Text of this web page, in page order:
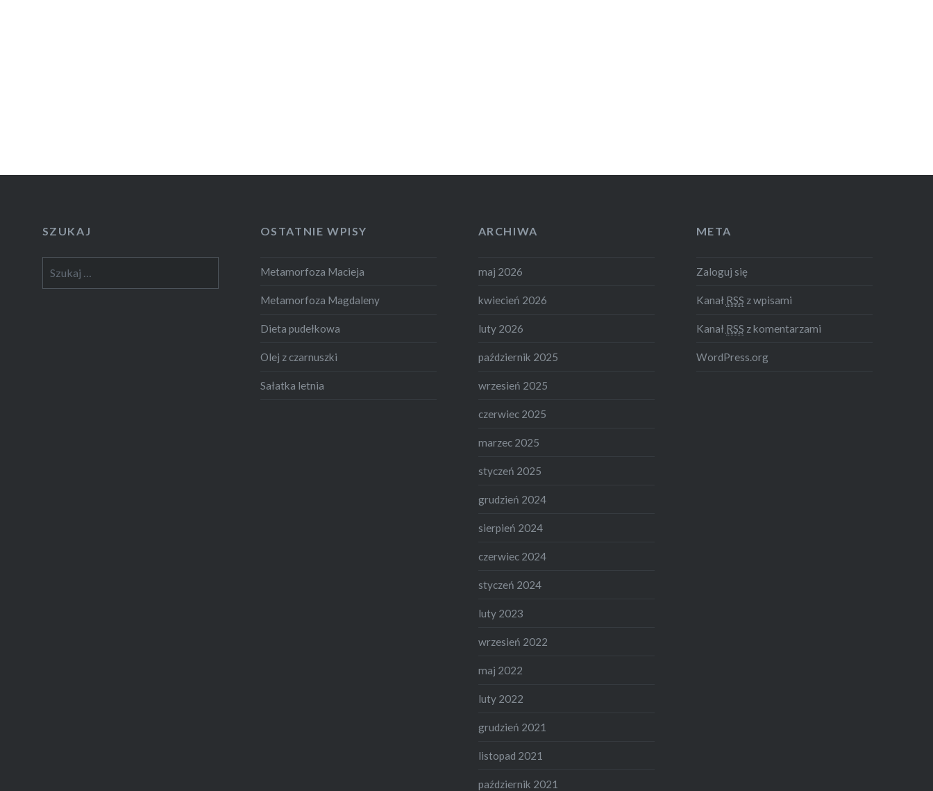
SZUKAJ OSTATNIE WPISY
Metamorfoza Macieja
Metamorfoza Magdaleny
Dieta pudełkowa
Olej z czarnuszki
Sałatka letnia
ARCHIWA
maj 2026
kwiecień 2026
luty 2026
październik 2025
wrzesień 2025
czerwiec 2025
marzec 2025
styczeń 2025
grudzień 2024
sierpień 2024
czerwiec 2024
styczeń 2024
luty 2023
wrzesień 2022
maj 2022
luty 2022
grudzień 2021
listopad 2021
październik 2021
META
Zaloguj się
Kanał RSS z wpisami
Kanał RSS z komentarzami
WordPress.org